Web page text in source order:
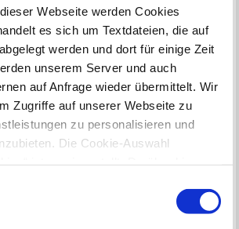
Webseite werden Cookies
es sich um Textdateien, die auf
werden und dort für einige Zeit
unserem Server und auch
auf Anfrage wieder übermittelt. Wir
Zugriffe auf unserer Webseite zu
zu personalisieren und
Die Cookie-Auswahl
mit unzureichendem
verarbeiten. Es besteht die Gefahr,
Heiraten
Umzug
Gewerbe
Arbeitslos
Pflege
und soziale Notlagen